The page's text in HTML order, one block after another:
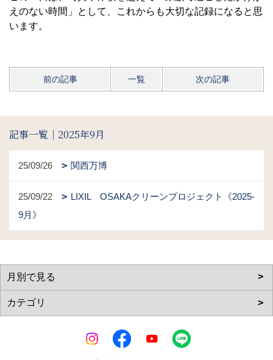
えのない時間」として、これからも大切な記録になると思
います。
前の記事 一覧 次の記事
記事一覧｜2025年9月
25/09/26 関西万博
25/09/22
LIXIL OSAKAクリーンプロジェクト《2025-
9月》